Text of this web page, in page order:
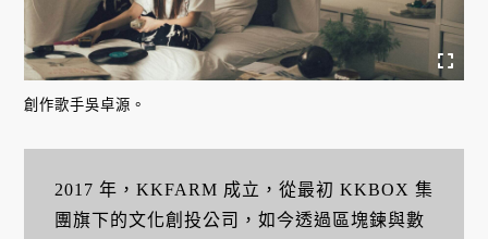
創作歌手吳卓源。
2017 年，KKFARM 成立，從最初 KKBOX 集
團旗下的文化創投公司，如今透過區塊鍊與數